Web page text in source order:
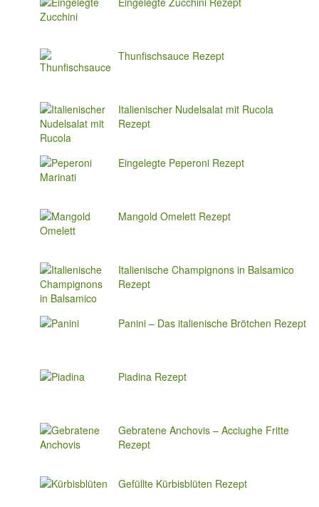
Thunfischsauce Rezept
Italienischer Nudelsalat mit Rucola
Rezept
Eingelegte Peperoni Rezept
Mangold Omelett Rezept
Italienische Champignons in Balsamico
Rezept
Panini – Das italienische Brötchen Rezept
Piadina Rezept
Gebratene Anchovis – Acciughe Fritte
Rezept
Gefüllte Kürbisblüten Rezept